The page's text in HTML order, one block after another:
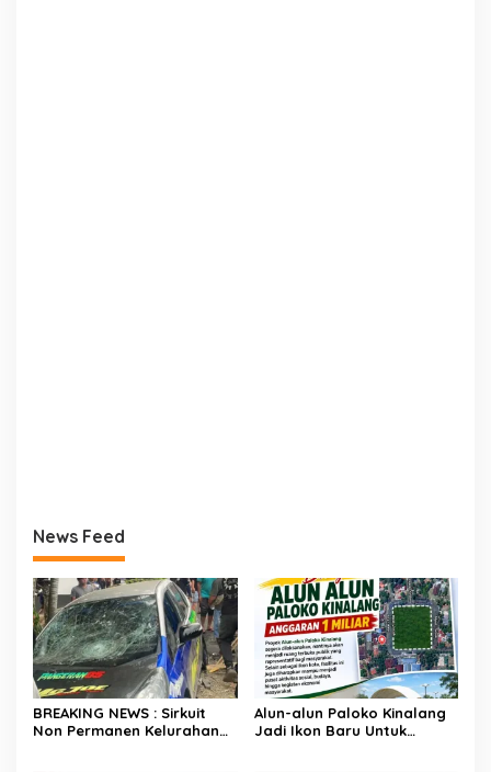
News Feed
BREAKING NEWS : Sirkuit
Non Permanen Kelurahan
Alun-alun Paloko Kinalang
Jadi Ikon Baru Untuk